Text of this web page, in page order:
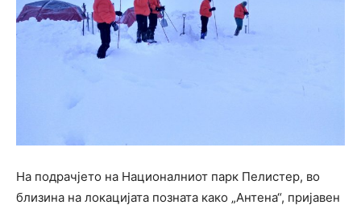
На подрачјето на Националниот парк Пелистер, во
близина на локацијата позната како „Антена“, пријавен